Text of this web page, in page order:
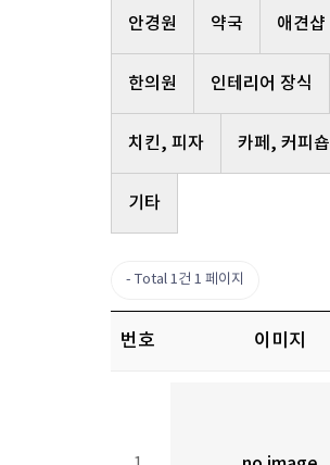
안경원 약국 애견샵
한의원 인테리어 장식
치킨, 피자 카페, 커피숍
기타
Total 1건 1 페이지
번호 이미지